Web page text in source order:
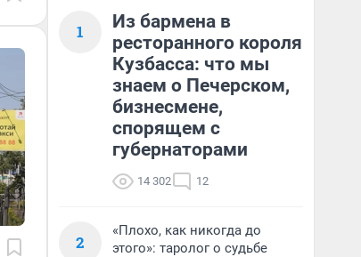
1
Из бармена в
ресторанного короля
Кузбасса: что мы
знаем о Печерском,
бизнесмене,
спорящем с
губернаторами
14 302 12
2
«Плохо, как никогда до
этого»: таролог о судьбе